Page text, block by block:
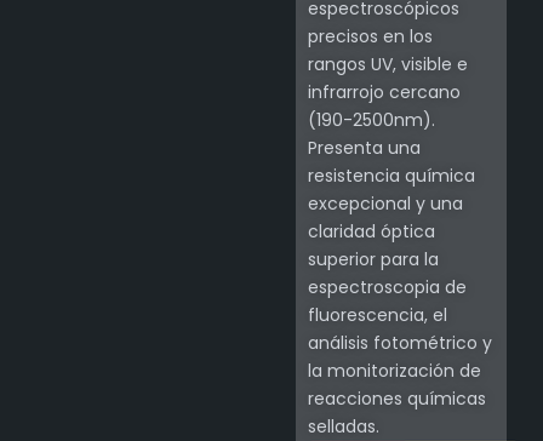
espectroscópicos
precisos en los
rangos UV, visible e
infrarrojo cercano
(190-2500nm).
Presenta una
resistencia química
excepcional y una
claridad óptica
superior para la
espectroscopia de
fluorescencia, el
análisis fotométrico y
la monitorización de
reacciones químicas
selladas.